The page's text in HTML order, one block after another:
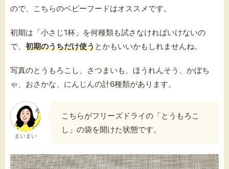
ので、こちらのベビーフードはオススメです。
初期は「小さじ1杯」を何種類も試さなければいけないの
で、 初期のうちだけ使うとかもいいかもしれませんね。
写真のとうもろこし、さつまいも、ほうれんそう、かぼち
ゃ、おさかな、にんじんの計6種類があります。
まいまい
こちらがフリーズドライの「とうもろこ
し」の袋を開けた状態です。